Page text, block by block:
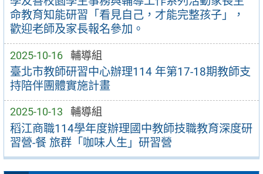
命教育知能研習「看見自己，才能完整孩子」，
歡迎老師及家長報名參加。
2025-10-16 輔導組
臺北市教師研習中心辦理114 年第17-18期教師支
持陪伴團體實施計畫
2025-10-13 輔導組
稻江商職114學年度辦理國中教師技職教育深度研
習營-餐 旅群「咖味人生」研習營